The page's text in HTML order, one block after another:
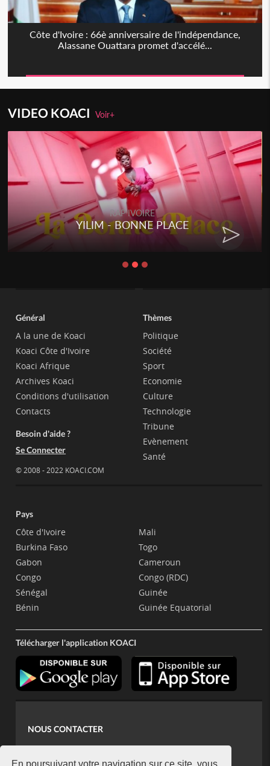
En poursuivant votre navigation sur ce site, vous
Côte d'Ivoire : 66è anniversaire de l'indépendance,
Alassane Ouattara promet d'accélé...
VIDEO KOACIVoir+
RAP IVOIRE
RENARD BARAKISSA -
CHAT
Général
A la une de Koaci
Koaci Côte d'Ivoire
Koaci Afrique
Archives Koaci
Conditions d'utilisation
Contacts
Besoin d'aide ?
Se Connecter
© 2008 - 2022 KOACI.COM
Thèmes
Politique
Société
Sport
Economie
Culture
Technologie
Tribune
Evènement
Santé
Pays
Côte d'Ivoire
Burkina Faso
Gabon
Congo
Sénégal
Bénin
Mali
Togo
Cameroun
Congo (RDC)
Guinée
Guinée Equatorial
Télécharger l'application KOACI
NOUS CONTACTER